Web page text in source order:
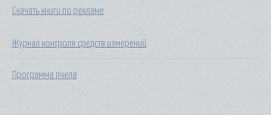
Скачать книги по рекламе
Журнал контроля средств измерений
Программа пчела